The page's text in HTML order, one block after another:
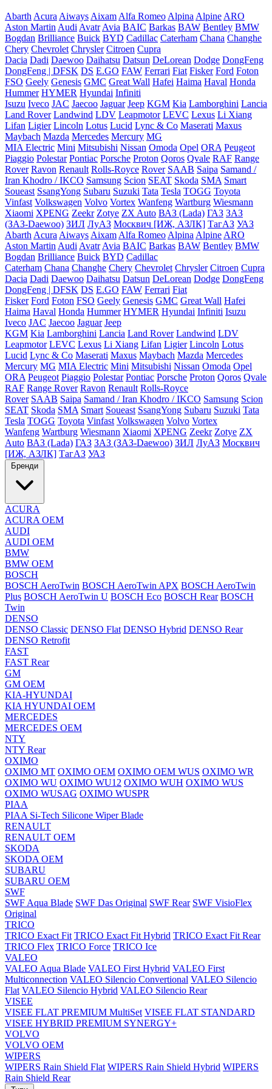
Abarth Acura Aiways Aixam Alfa Romeo Alpina Alpine ARO
Aston Martin Audi Avatr Avia BAIC Barkas BAW Bentley BMW
Bogdan Brilliance Buick BYD Cadillac Caterham Chana Changhe
Chery Chevrolet Chrysler Citroen Cupra
Dacia Dadi Daewoo Daihatsu Datsun DeLorean Dodge DongFeng
DongFeng | DFSK DS E.GO FAW Ferrari Fiat Fisker Ford Foton
FSO Geely Genesis GMC Great Wall Hafei Haima Haval Honda
Hummer HYMER Hyundai Infiniti
Isuzu Iveco JAC Jaecoo Jaguar Jeep KGM Kia Lamborghini Lancia
Land Rover Landwind LDV Leapmotor LEVC Lexus Li Xiang
Lifan Ligier Lincoln Lotus Lucid Lync & Co Maserati Maxus
Maybach Mazda Mercedes Mercury MG
MIA Electric Mini Mitsubishi Nissan Omoda Opel ORA Peugeot
Piaggio Polestar Pontiac Porsche Proton Qoros Qvale RAF Range
Rover Ravon Renault Rolls-Royce Rover SAAB Saipa Samand /
Iran Khodro / IKCO Samsung Scion SEAT Skoda SMA Smart
Soueast SsangYong Subaru Suzuki Tata Tesla TOGG Toyota
Vinfast Volkswagen Volvo Vortex Wanfeng Wartburg Wiesmann
Xiaomi XPENG Zeekr Zotye ZX Auto ВАЗ (Lada) ГАЗ ЗАЗ
(ЗАЗ-Daewoo) ЗИЛ ЛуАЗ Москвич [ИЖ, АЗЛК] ТагАЗ УАЗ
Abarth Acura Aiways Aixam Alfa Romeo Alpina Alpine ARO
Aston Martin Audi Avatr Avia BAIC Barkas BAW Bentley BMW
Bogdan Brilliance Buick BYD Cadillac
Caterham Chana Changhe Chery Chevrolet Chrysler Citroen Cupra
Dacia Dadi Daewoo Daihatsu Datsun DeLorean Dodge DongFeng
DongFeng | DFSK DS E.GO FAW Ferrari Fiat
Fisker Ford Foton FSO Geely Genesis GMC Great Wall Hafei
Haima Haval Honda Hummer HYMER Hyundai Infiniti Isuzu
Iveco JAC Jaecoo Jaguar Jeep
KGM Kia Lamborghini Lancia Land Rover Landwind LDV
Leapmotor LEVC Lexus Li Xiang Lifan Ligier Lincoln Lotus
Lucid Lync & Co Maserati Maxus Maybach Mazda Mercedes
Mercury MG MIA Electric Mini Mitsubishi Nissan Omoda Opel
ORA Peugeot Piaggio Polestar Pontiac Porsche Proton Qoros Qvale
RAF Range Rover Ravon Renault Rolls-Royce
Rover SAAB Saipa Samand / Iran Khodro / IKCO Samsung Scion
SEAT Skoda SMA Smart Soueast SsangYong Subaru Suzuki Tata
Tesla TOGG Toyota Vinfast Volkswagen Volvo Vortex
Wanfeng Wartburg Wiesmann Xiaomi XPENG Zeekr Zotye ZX
Auto ВАЗ (Lada) ГАЗ ЗАЗ (ЗАЗ-Daewoo) ЗИЛ ЛуАЗ Москвич
[ИЖ, АЗЛК] ТагАЗ УАЗ
Бренди
ACURA
ACURA OEM
AUDI
AUDI OEM
BMW
BMW OEM
BOSCH
BOSCH AeroTwin BOSCH AeroTwin APX BOSCH AeroTwin
Plus BOSCH AeroTwin U BOSCH Eco BOSCH Rear BOSCH
Twin
DENSO
DENSO Classic DENSO Flat DENSO Hybrid DENSO Rear
DENSO Retrofit
FAST
FAST Rear
GM
GM OEM
KIA-HYUNDAI
KIA HYUNDAI OEM
MERCEDES
MERCEDES OEM
NTY
NTY Rear
OXIMO
OXIMO MT OXIMO OEM OXIMO OEM WUS OXIMO WR
OXIMO WU OXIMO WU12 OXIMO WUH OXIMO WUS
OXIMO WUSAG OXIMO WUSPR
PIAA
PIAA Si-Tech Silicone Wiper Blade
RENAULT
RENAULT OEM
SKODA
SKODA OEM
SUBARU
SUBARU OEM
SWF
SWF Aqua Blade SWF Das Original SWF Rear SWF VisioFlex
Original
TRICO
TRICO Exact Fit TRICO Exact Fit Hybrid TRICO Exact Fit Rear
TRICO Flex TRICO Force TRICO Ice
VALEO
VALEO Aqua Blade VALEO First Hybrid VALEO First
Multiconnection VALEO Silencio Convertional VALEO Silencio
Flat VALEO Silencio Hybrid VALEO Silencio Rear
VISEE
VISEE FLAT PREMIUM MultiSet VISEE FLAT STANDARD
VISEE HYBRID PREMIUM SYNERGY+
VOLVO
VOLVO OEM
WIPERS
WIPERS Rain Shield Flat WIPERS Rain Shield Hybrid WIPERS
Rain Shield Rear